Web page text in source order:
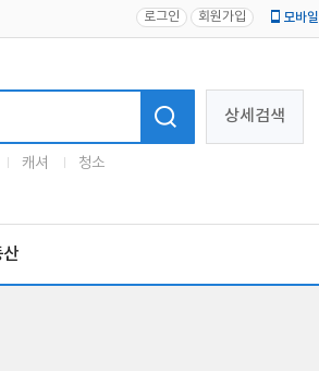
로그인 회원가입 모바일
상세검색
캐셔 청소
산